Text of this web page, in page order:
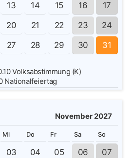
13 14 15 16 17
20 21 22 23 24
27 28 29 30 31
Volksabstimmung (K)
Nationalfeiertag
November 2027
Mi Do Fr Sa So
03 04 05 06 07